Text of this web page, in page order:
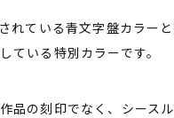
れている青文字盤カラー
ている特別カラーです。
品の刻印でなく、シース